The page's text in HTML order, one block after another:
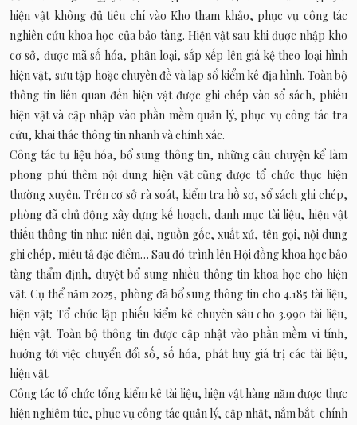
hiện vật không đủ tiêu chí vào Kho tham khảo, phục vụ công tác
nghiên cứu khoa học của bảo tàng. Hiện vật sau khi được nhập kho
cơ sở, được mã số hóa, phân loại, sắp xếp lên giá kệ theo loại hình
hiện vật, sưu tập hoặc chuyên đề và lập sổ kiểm kê địa hình. Toàn bộ
thông tin liên quan đến hiện vật được ghi chép vào sổ sách, phiếu
hiện vật và cập nhập vào phần mềm quản lý, phục vụ công tác tra
cứu, khai thác thông tin nhanh và chính xác.
Công tác tư liệu hóa, bổ sung thông tin, những câu chuyện kể làm
phong phú thêm nội dung hiện vật cũng được tổ chức thực hiện
thường xuyên. Trên cơ sở rà soát, kiểm tra hồ sơ, sổ sách ghi chép,
phòng đã chủ động xây dựng kế hoạch, danh mục tài liệu, hiện vật
thiếu thông tin như: niên đại, nguồn gốc, xuất xứ, tên gọi, nội dung
ghi chép, miêu tả đặc điểm… Sau đó trình lên Hội đồng khoa học bảo
tàng thẩm định, duyệt bổ sung nhiều thông tin khoa học cho hiện
vật. Cụ thể năm 2025, phòng đã bổ sung thông tin cho 4.185 tài liệu,
hiện vật; Tổ chức lập phiếu kiểm kê chuyên sâu cho 3.990 tài liệu,
hiện vật. Toàn bộ thông tin được cập nhật vào phần mềm vi tính,
hướng tới việc chuyển đổi số, số hóa, phát huy giá trị các tài liệu,
hiện vật.
Công tác tổ chức tổng kiểm kê tài liệu, hiện vật hàng năm được thực
hiện nghiêm túc, phục vụ công tác quản lý, cập nhật, nắm bắt chính